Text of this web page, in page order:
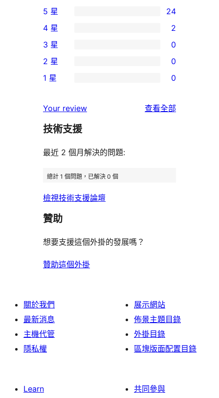
24
個
5
星
使
者
論
5 星 24
個
4
星
用
者
論
4 星 2
0
個
3
使
用
評
3 星 0
個
星
使
者
2 星 0
1
星
用
者
論
1 星 0
Your review 查看全部
技術支援
最近 2 個月解決的問題:
總計 1 個問題，已解決 0 個
檢視技術支援論壇
贊助
想要支援這個外掛的發展嗎？
贊助這個外掛
關於我們
最新消息
主機代管
隱私權
展示網站
佈景主題目錄
外掛目錄
區塊版面配置目錄
Learn
共同參與